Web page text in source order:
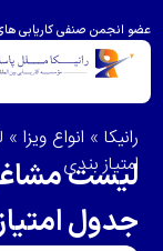
عضو انجمن صنفی کاریابی
رانیکا » انواع ویزا »
امتیاز بندی
جدول